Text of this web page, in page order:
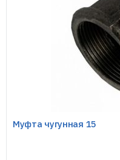
Муфта чугунная 15